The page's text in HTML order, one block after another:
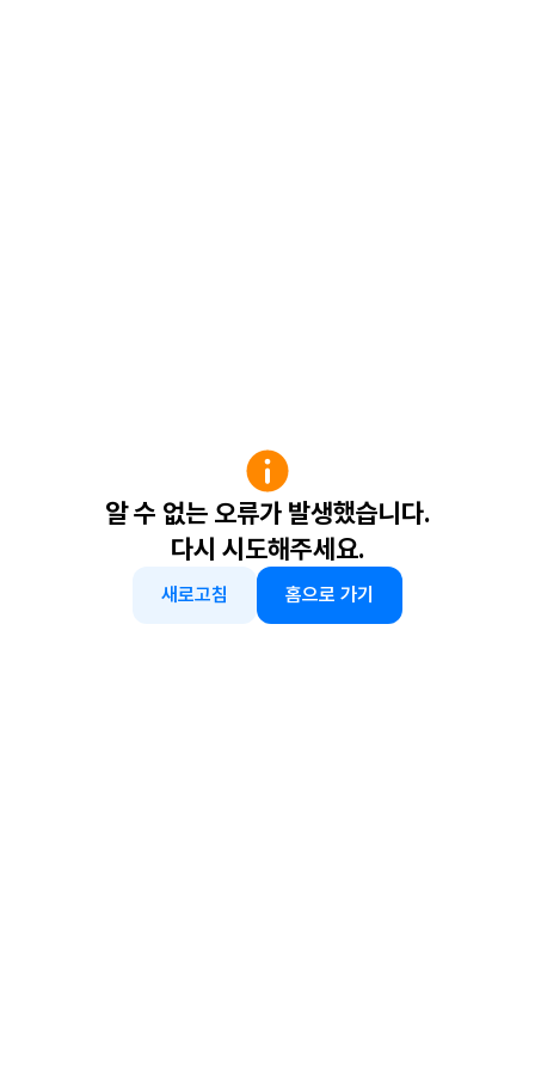
알 수 없는 오류가 발생했습니다.
다시 시도해주세요.
새로고침 홈으로 가기